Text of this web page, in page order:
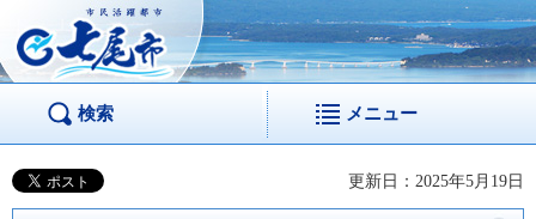
市民活躍都市 七尾
市
検索 メニュー
更新日：2025年5月19日